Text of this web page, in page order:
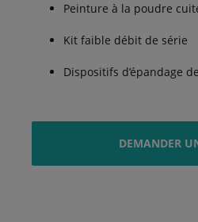
Peinture à la poudre cuite
Kit faible débit de série
Dispositifs d’épandage
DEMANDER